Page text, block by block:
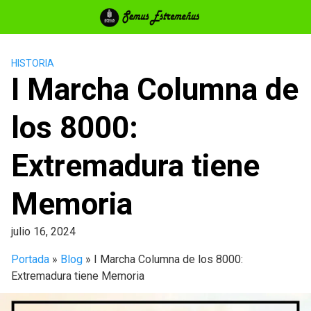
HISTORIA
I Marcha Columna de
los 8000:
Extremadura tiene
Memoria
julio 16, 2024
Portada » Blog »
I Marcha Columna de los 8000:
Extremadura tiene Memoria